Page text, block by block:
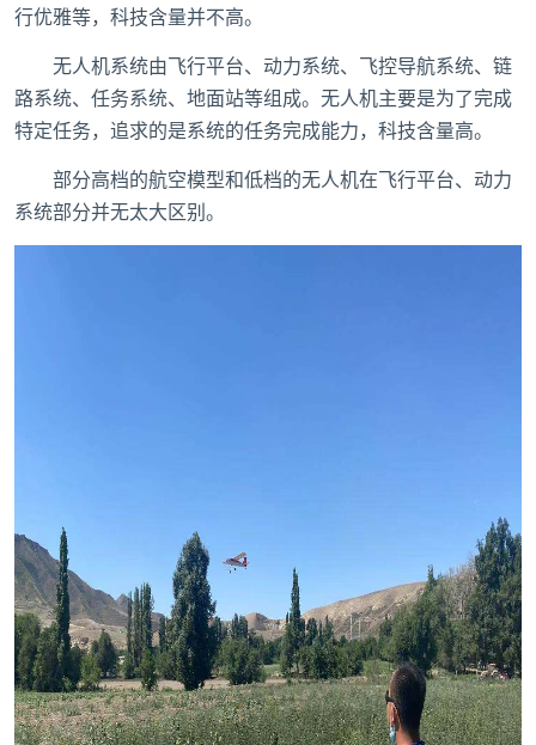
行优雅等，科技含量并不高。
无人机系统由飞行平台、动力系统、飞控导航系统、链
路系统、任务系统、地面站等组成。无人机主要是为了完成
特定任务，追求的是系统的任务完成能力，科技含量高。
部分高档的航空模型和低档的无人机在飞行平台、动力
系统部分并无太大区别。